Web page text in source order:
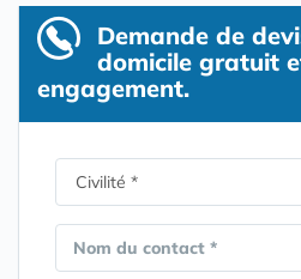
Demande de
domicile gratuit
engagement.
Nom du contact *